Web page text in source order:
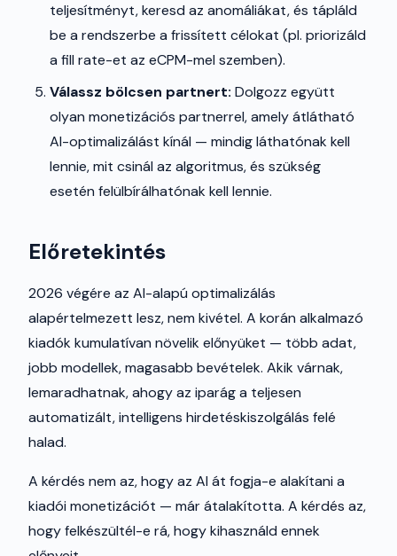
teljesítményt, keresd az anomáliákat, és tápláld
be a rendszerbe a frissített célokat (pl. priorizáld
a fill rate-et az eCPM-mel szemben).
Válassz bölcsen partnert: Dolgozz együtt
olyan monetizációs partnerrel, amely átlátható
AI-optimalizálást kínál — mindig láthatónak kell
lennie, mit csinál az algoritmus, és szükség
esetén felülbírálhatónak kell lennie.
Előretekintés
2026 végére az AI-alapú optimalizálás
alapértelmezett lesz, nem kivétel. A korán alkalmazó
kiadók kumulatívan növelik előnyüket — több adat,
jobb modellek, magasabb bevételek. Akik várnak,
lemaradhatnak, ahogy az iparág a teljesen
automatizált, intelligens hirdetéskiszolgálás felé
halad.
A kérdés nem az, hogy az AI át fogja-e alakítani a
kiadói monetizációt — már átalakította. A kérdés az,
hogy felkészültél-e rá, hogy kihasználd ennek